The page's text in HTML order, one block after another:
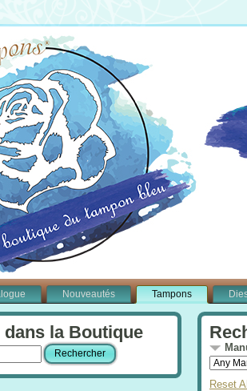
Nouveautés Tampons
dans la Boutique
Reset